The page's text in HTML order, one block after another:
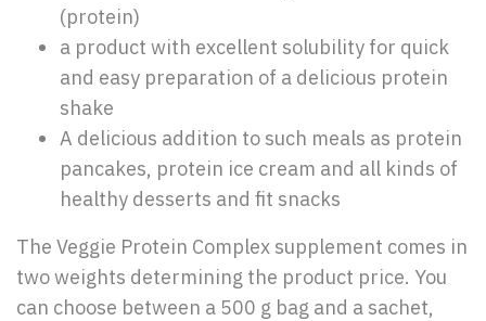
(protein)
a product with excellent solubility for quick
and easy preparation of a delicious protein
shake
A delicious addition to such meals as protein
pancakes, protein ice cream and all kinds of
healthy desserts and fit snacks
The Veggie Protein Complex supplement comes in
two weights determining the product price. You
can choose between a 500 g bag and a sachet,